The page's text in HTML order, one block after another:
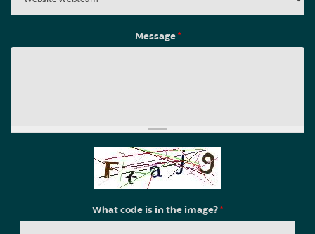
Message*
What code is in the image?*